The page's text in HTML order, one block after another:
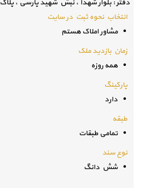
دفتر : بلوار شهدا ، نبش شهید پارسی ، پلاک 61 طبقه اول
انتخاب نحوه ثبت در سایت
مشاور املاک هستم
زمان بازدید ملک
همه روزه
پارکینگ
دارد
طبقه
تمامی طبقات
نوع سند
شش دانگ